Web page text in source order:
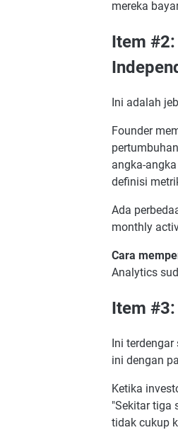
mereka
Item
Ini adalah
Founder
angka-
definisi
Ada
monthly
Cara
Analytics
Item
Ini
ini dengan
Ketika
"Sekitar tiga
tidak cukup